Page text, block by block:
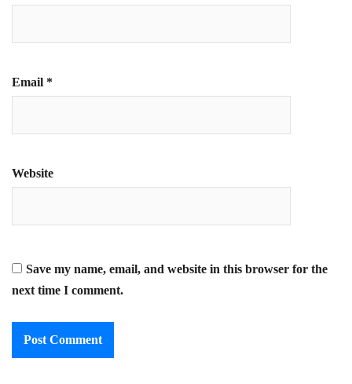
Email *
Website
Save my name, email, and website in this browser for the
next time I comment.